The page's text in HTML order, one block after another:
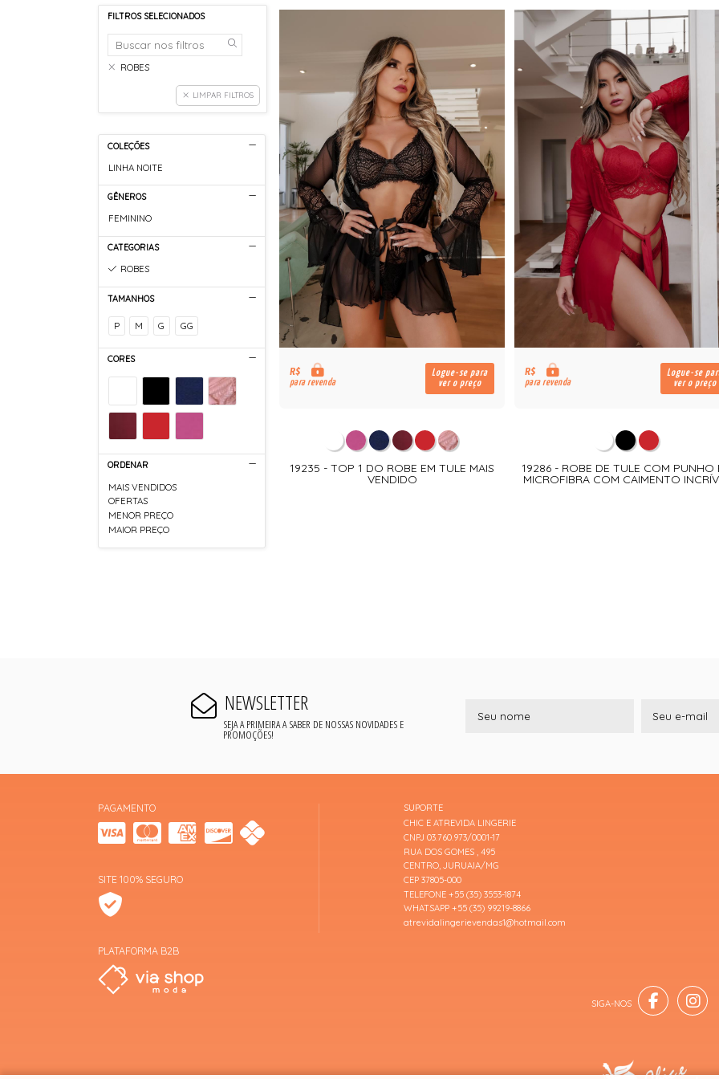
FILTROS SELECIONADOS
ROBES
LIMPAR FILTROS
COLEÇÕES
LINHA NOITE
GÊNEROS
FEMININO
CATEGORIAS
ROBES
TAMANHOS
P M G GG
CORES
ORDENAR
MAIS VENDIDOS
OFERTAS
MENOR PREÇO
MAIOR PREÇO
R$
para revenda
Logue-se para
ver o preço
19235 - TOP 1 DO ROBE EM TULE MAIS
VENDIDO
R$
para revenda
Logue-se
ver o preço
19286 - ROBE DE TULE COM PUNHO
MICROFIBRA COM CAIMENTO
NEWSLETTER
SEJA A PRIMEIRA A SABER DE NOSSAS NOVIDADES E
PROMOÇÕES!
PAGAMENTO
SITE 100% SEGURO
PLATAFORMA B2B
SUPORTE
CHIC E ATREVIDA LINGERIE
CNPJ 03.760.973/0001-17
RUA DOS GOMES , 495
CENTRO, JURUAIA/MG
CEP 37805-000
TELEFONE +55 (35) 3553-1874
WHATSAPP +55 (35) 99219-8866
atrevidalingerievendas1@hotmail.com